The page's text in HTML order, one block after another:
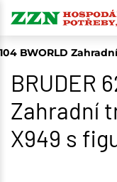
BWORLD
BRUDER
Zahradní
X949 s